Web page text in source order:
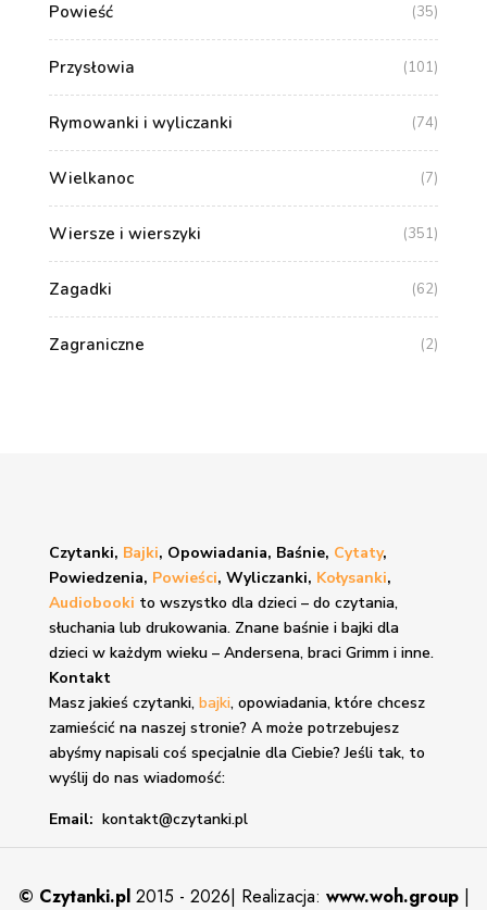
Powieść (35)
Przysłowia (101)
Rymowanki i wyliczanki (74)
Wielkanoc (7)
Wiersze i wierszyki (351)
Zagadki (62)
Zagraniczne (2)
Czytanki, Bajki, Opowiadania, Baśnie, Cytaty,
Powiedzenia, Powieści, Wyliczanki, Kołysanki,
Audiobooki to wszystko dla dzieci – do czytania,
słuchania lub drukowania. Znane baśnie i bajkidla
dzieci w każdym wieku – Andersena, braci Grimm i inne.
Kontakt
Masz jakieś czytanki, bajki, opowiadania, które chcesz
zamieścić na naszej stronie? A może potrzebujesz
abyśmy napisali coś specjalnie dla Ciebie? Jeśli tak, to
wyślij do nas wiadomość:
Email: kontakt@czytanki.pl
© Czytanki.pl 2015 - 2026| Realizacja: www.woh.group |